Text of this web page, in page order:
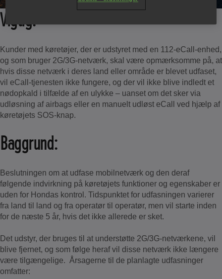
Vigtig:
Kunder med køretøjer, der er udstyret med en 112-eCall-enhed,
og som bruger 2G/3G-netværk, skal være opmærksomme på, at
hvis disse netværk i deres land eller område er blevet udfaset,
vil eCall-tjenesten ikke fungere, og der vil ikke blive indledt et
nødopkald i tilfælde af en ulykke – uanset om det sker via
udløsning af airbags eller en manuelt udløst eCall ved hjælp af
køretøjets SOS-knap.
Baggrund:
Beslutningen om at udfase mobilnetværk og den deraf
følgende indvirkning på køretøjets funktioner og egenskaber er
uden for Hondas kontrol. Tidspunktet for udfasningen varierer
fra land til land og fra operatør til operatør, men vil starte inden
for de næste 5 år, hvis det ikke allerede er sket.
Det udstyr, der bruges til at understøtte 2G/3G-netværkene, vil
blive fjernet, og som følge heraf vil disse netværk ikke længere
være tilgængelige. Årsagerne til de planlagte udfasninger
omfatter: